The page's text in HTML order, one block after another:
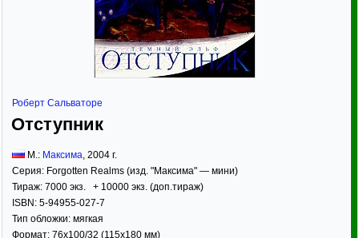
Роберт Сальваторе
Отступник
М.: Максима, 2004 г.
Серия: Forgotten Realms (изд. "Максима" — мини)
Тираж: 7000 экз. + 10000 экз. (доп.тираж)
ISBN: 5-94955-027-7
Тип обложки: мягкая
Формат: 76x100/32 (115x180 мм)